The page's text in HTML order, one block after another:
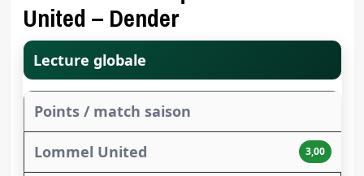
United – Dender
Lecture globale
Points / match saison
3,00